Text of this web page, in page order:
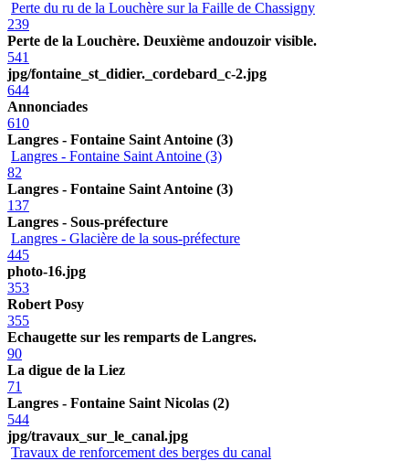
Perte du ru de la Louchère sur la Faille de Chassigny
239
Perte de la Louchère. Deuxième andouzoir visible.
541
jpg/fontaine_st_didier._cordebard_c-2.jpg
644
Annonciades
610
Langres - Fontaine Saint Antoine (3)
Langres - Fontaine Saint Antoine (3)
82
Langres - Fontaine Saint Antoine (3)
137
Langres - Sous-préfecture
Langres - Glacière de la sous-préfecture
445
photo-16.jpg
353
Robert Posy
355
Echaugette sur les remparts de Langres.
90
La digue de la Liez
71
Langres - Fontaine Saint Nicolas (2)
544
jpg/travaux_sur_le_canal.jpg
Travaux de renforcement des berges du canal